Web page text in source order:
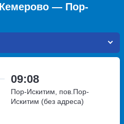
— Пор-
09:08
Пор-Искитим, пов.Пор-
Искитим (без адреса)